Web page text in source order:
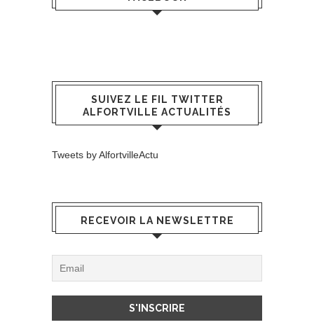
SUIVEZ LE FIL TWITTER
ALFORTVILLE ACTUALITÉS
Tweets by AlfortvilleActu
RECEVOIR LA NEWSLETTRE